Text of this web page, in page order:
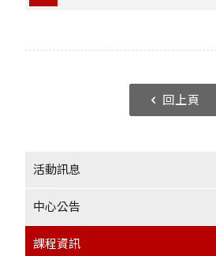
回上頁
活動訊息
中心公告
課程資訊